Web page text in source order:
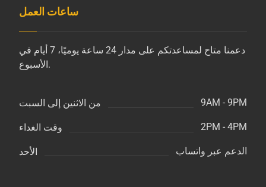
ساعات العمل
دعمنا متاح لمساعدتكم على مدار 24 ساعة يوميًا، 7 أيام في
الأسبوع.
من الاثنين إلى السبت 9AM - 9PM
وقت الغداء 2PM - 4PM
الأحد الدعم عبر واتساب